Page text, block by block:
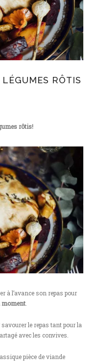
RÔTIS
rôtis!
à l’avance son repas pour
moment
le repas tant pour la
avec les convives.
pièce de viande